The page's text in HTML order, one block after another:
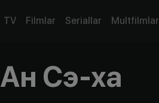
TV Filmlar Seriallar Multfilmlar
Ан Сэ-ха